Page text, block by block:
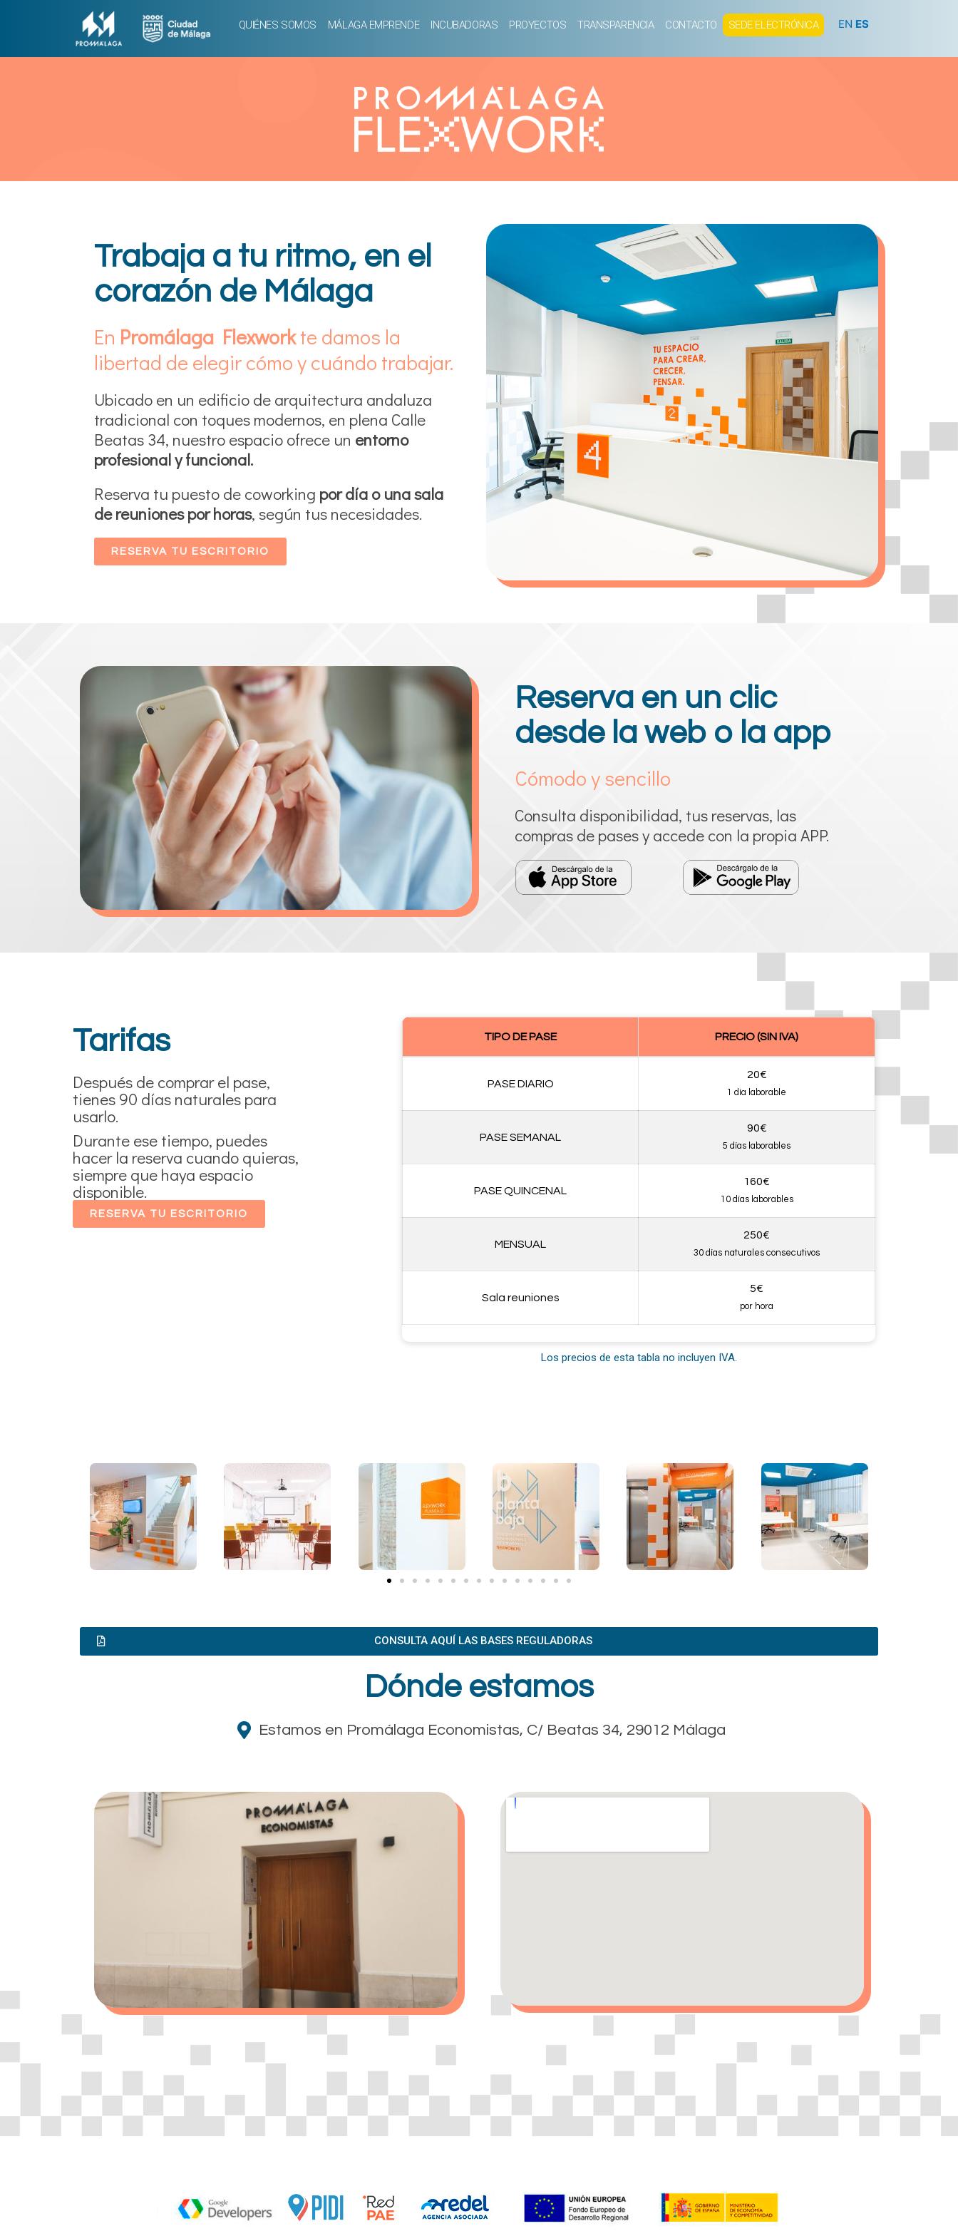
QUIÉNES SOMOS MÁLAGA EMPRENDE INCUBADORAS PROYECTOS TRANSPARENCIA CONTACTO SEDE ELECTRÓNICA EN ES
Trabaja a tu ritmo, en el
corazón de Málaga
En Promálaga Flexworkte damos la
libertad de elegir cómo y cuándo trabajar.
Ubicado en un edificio de arquitectura andaluza
tradicional con toques modernos, en plena Calle
Beatas 34, nuestro espacio ofrece un entorno
profesional y funcional.
Reserva tu puesto de coworking por día o una sala
de reuniones por horas, según tus necesidades.
RESERVA TU ESCRITORIO
Reserva en un clic
desde la web o la app
Cómodo y sencillo
Consulta disponibilidad, tus reservas, las
compras de pases y accede con la propia APP.
Tarifas
Después de comprar el pase,
tienes 90 días naturales para
usarlo.
Durante ese tiempo, puedes
hacer la reserva cuando quieras,
siempre que haya espacio
disponible.
RESERVA TU ESCRITORIO
TIPO DE PASE PRECIO (SIN IVA)
PASE DIARIO
20€
1 día laborable
PASE SEMANAL
90€
5 días laborables
PASE QUINCENAL
160€
10 días laborables
MENSUAL
250€
30 días naturales consecutivos
Sala reuniones
5€
por hora
Los precios de esta tabla no incluyen IVA.
CONSULTA AQUÍ LAS BASES REGULADORAS
Dónde estamos
Estamos en Promálaga Economistas, C/ Beatas 34, 29012 Málaga